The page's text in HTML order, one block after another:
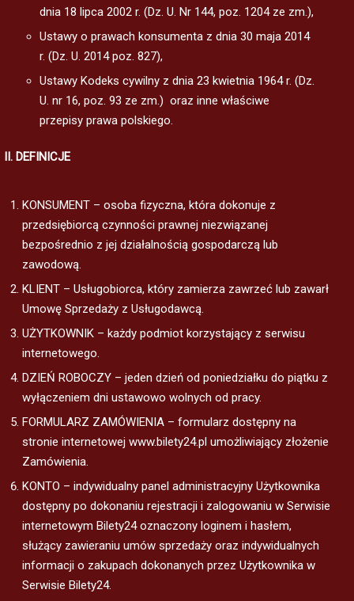
dnia 18 lipca 2002 r. (Dz. U. Nr 144, poz. 1204 ze zm.),
Ustawy o prawach konsumenta z dnia 30 maja 2014
r. (Dz. U. 2014 poz. 827),
Ustawy Kodeks cywilny z dnia 23 kwietnia 1964 r. (Dz.
U. nr 16, poz. 93 ze zm.) oraz inne właściwe
przepisy prawa polskiego.
II. DEFINICJE
KONSUMENT – osoba fizyczna, która dokonuje z
przedsiębiorcą czynności prawnej niezwiązanej
bezpośrednio z jej działalnością gospodarczą lub
zawodową.
KLIENT – Usługobiorca, który zamierza zawrzeć lub zawarł
Umowę Sprzedaży z Usługodawcą.
UŻYTKOWNIK – każdy podmiot korzystający z serwisu
internetowego.
DZIEŃ ROBOCZY – jeden dzień od poniedziałku do piątku z
wyłączeniem dni ustawowo wolnych od pracy.
FORMULARZ ZAMÓWIENIA – formularz dostępny na
stronie internetowej www.bilety24.pl umożliwiający złożenie
Zamówienia.
KONTO – indywidualny panel administracyjny Użytkownika
dostępny po dokonaniu rejestracji i zalogowaniu w Serwisie
internetowym Bilety24 oznaczony loginem i hasłem,
służący zawieraniu umów sprzedaży oraz indywidualnych
informacji o zakupach dokonanych przez Użytkownika w
Serwisie Bilety24.